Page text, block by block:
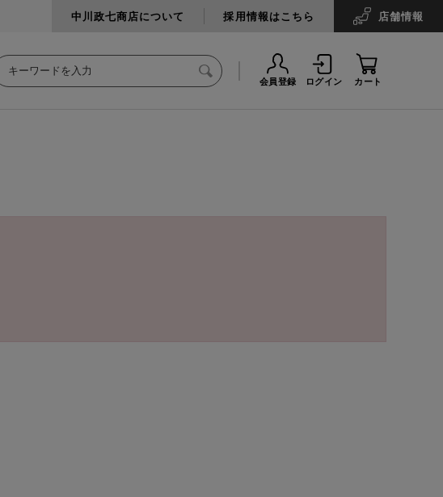
中川政七商店について 採用情報はこちら 店舗情報
会員登録 ログイン カート